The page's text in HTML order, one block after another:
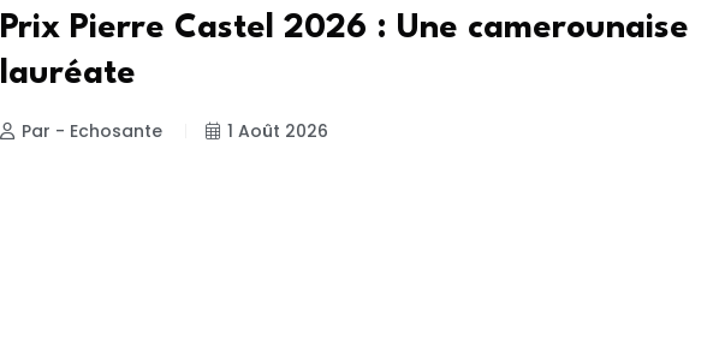
Prix Pierre Castel 2026 : Une camerounaise
lauréate
Par - Echosante 1 Août 2026